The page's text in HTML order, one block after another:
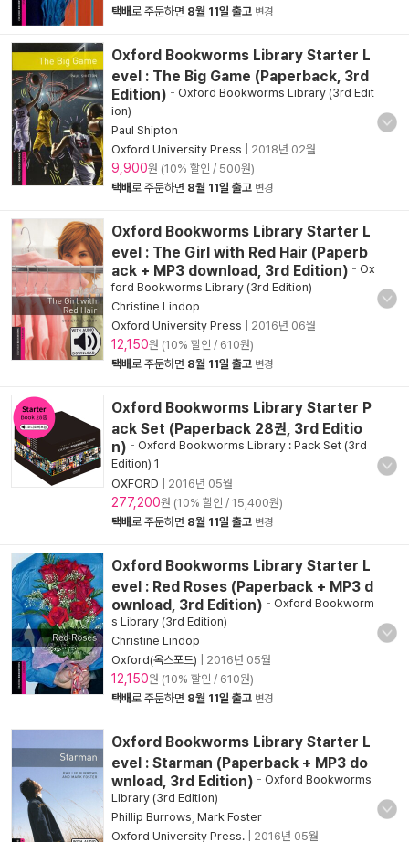
택배로 주문하면 8월 11일 출고 변경
Oxford Bookworms Library Starter L
evel : The Big Game (Paperback, 3rd
Edition) - Oxford Bookworms Library (3rd Edit
ion)
Paul Shipton
Oxford University Press
2018년 02월
9,900원 (10% 할인 / 500원)
택배로 주문하면 8월 11일 출고 변경
Oxford Bookworms Library Starter L
evel : The Girl with Red Hair (Paperb
ack + MP3 download, 3rd Edition) - Ox
ford Bookworms Library (3rd Edition)
Christine Lindop
Oxford University Press
2016년 06월
12,150원 (10% 할인 / 610원)
택배로 주문하면 8월 11일 출고 변경
Oxford Bookworms Library Starter P
ack Set (Paperback 28권, 3rd Editio
n) - Oxford Bookworms Library : Pack Set (3rd
Edition) 1
OXFORD
2016년 05월
277,200원 (10% 할인 / 15,400원)
택배로 주문하면 8월 11일 출고 변경
Oxford Bookworms Library Starter L
evel : Red Roses (Paperback + MP3 d
ownload, 3rd Edition) - Oxford Bookworm
s Library (3rd Edition)
Christine Lindop
Oxford(옥스포드)
2016년 05월
12,150원 (10% 할인 / 610원)
택배로 주문하면 8월 11일 출고 변경
Oxford Bookworms Library Starter L
evel : Starman (Paperback + MP3 do
wnload, 3rd Edition) - Oxford Bookworms
Library (3rd Edition)
Phillip Burrows Mark Foster
Oxford University Press.
2016년 05월